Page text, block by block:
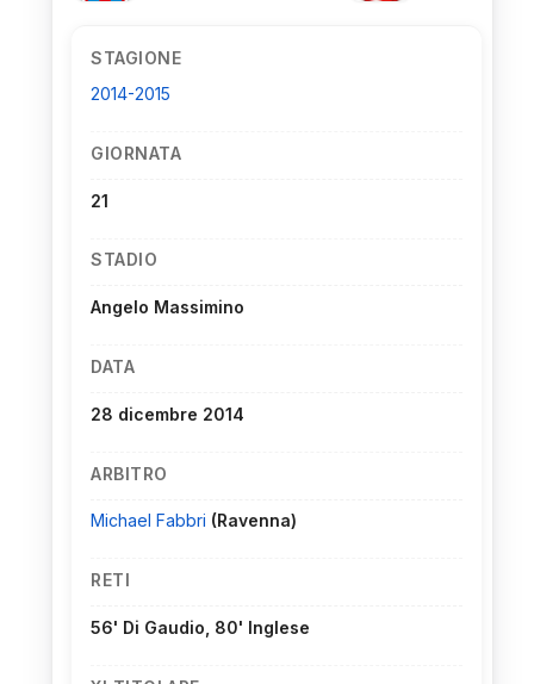
STAGIONE
2014-2015
GIORNATA
21
STADIO
Angelo Massimino
DATA
28 dicembre 2014
ARBITRO
Michael Fabbri (Ravenna)
RETI
56' Di Gaudio, 80' Inglese